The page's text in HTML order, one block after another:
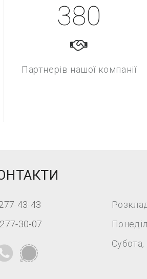
380
Партнерів нашої компанії
43-43
30-07
Субота,